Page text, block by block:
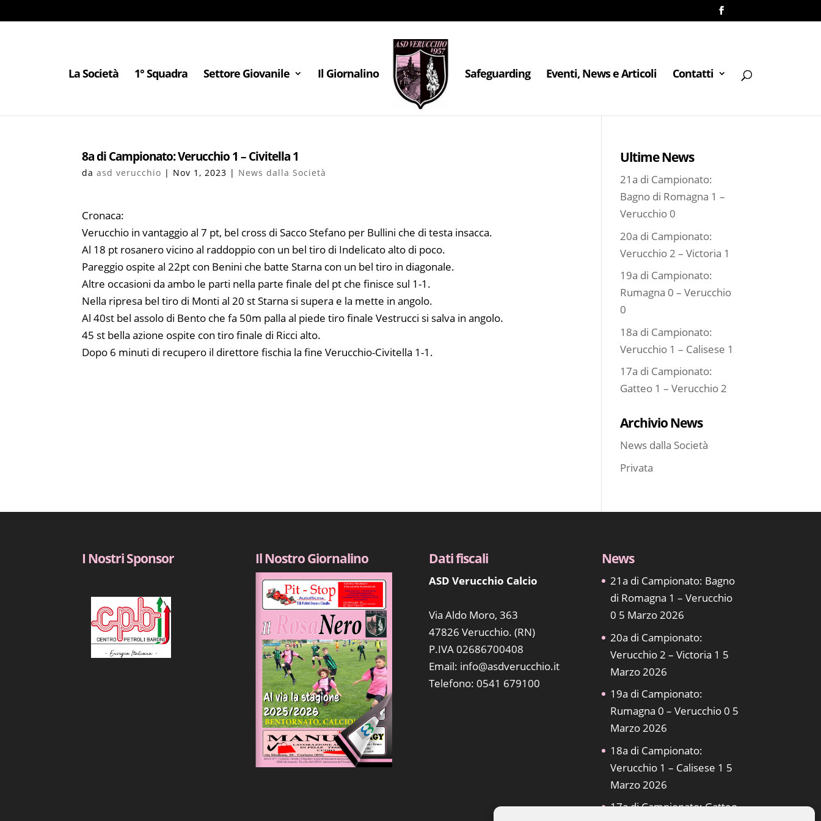
La Società 1° Squadra Settore Giovanile Il Giornalino Safeguarding Eventi, News e Articoli Contatti
8a di Campionato: Verucchio 1 – Civitella 1
daasd verucchio | Nov 1, 2023 | News dalla Società
Cronaca:
Verucchio in vantaggio al 7 pt, bel cross di Sacco Stefano per Bullini che di testa insacca.
Al 18 pt rosanero vicino al raddoppio con un bel tiro di Indelicato alto di poco.
Pareggio ospite al 22pt con Benini che batte Starna con un bel tiro in diagonale.
Altre occasioni da ambo le parti nella parte finale del pt che finisce sul 1-1.
Nella ripresa bel tiro di Monti al 20 st Starna si supera e la mette in angolo.
Al 40st bel assolo di Bento che fa 50m palla al piede tiro finale Vestrucci si salva in angolo.
45 st bella azione ospite con tiro finale di Ricci alto.
Dopo 6 minuti di recupero il direttore fischia la fine Verucchio-Civitella 1-1.
Ultime News
21a di Campionato:
Bagno di Romagna 1 –
Verucchio 0
20a di Campionato:
Verucchio 2 – Victoria 1
19a di Campionato:
Rumagna 0 – Verucchio
0
18a di Campionato:
Verucchio 1 – Calisese 1
17a di Campionato:
Gatteo 1 – Verucchio 2
Archivio News
News dalla Società
Privata
I Nostri Sponsor Il Nostro Giornalino Dati fiscali
ASD Verucchio Calcio
Via Aldo Moro, 363
47826 Verucchio. (RN)
P.IVA 02686700408
Email: info@asdverucchio.it
Telefono: 0541 679100
News
21a di Campionato: Bagno
di Romagna 1 – Verucchio
0 5 Marzo 2026
20a di Campionato:
Verucchio 2 – Victoria 1 5
Marzo 2026
19a di Campionato:
Rumagna 0 – Verucchio 0 5
Marzo 2026
18a di Campionato:
Verucchio 1 – Calisese 1 5
Marzo 2026
17a di Campionato: Gatteo